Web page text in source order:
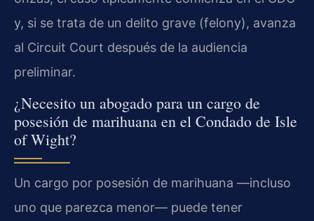
y, si se trata de un delito grave (felony), avanza
al Circuit Court después de la audiencia
preliminar.
¿Necesito un abogado para un cargo de
posesión de marihuana en el Condado de Isle
of Wight?
Un cargo por posesión de marihuana —incluso
uno que parezca menor— puede tener